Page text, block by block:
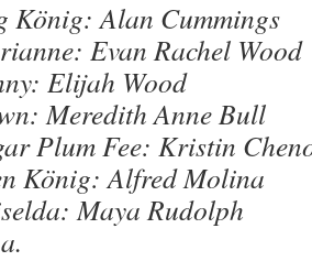
König: Alan Cummings
Evan Rachel Wood
Elijah Wood
Meredith Anne Bull
Plum Fee: Kristin
König: Alfred Molina
Maya Rudolph